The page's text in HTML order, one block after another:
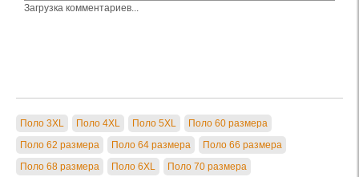
Загрузка комментариев...
Поло 3XL Поло 4XL Поло 5XL
Поло 60 размера
Поло 62 размера
Поло 64 размера
Поло 66 размера
Поло 68 размера
Поло 6XL
Поло 70 размера